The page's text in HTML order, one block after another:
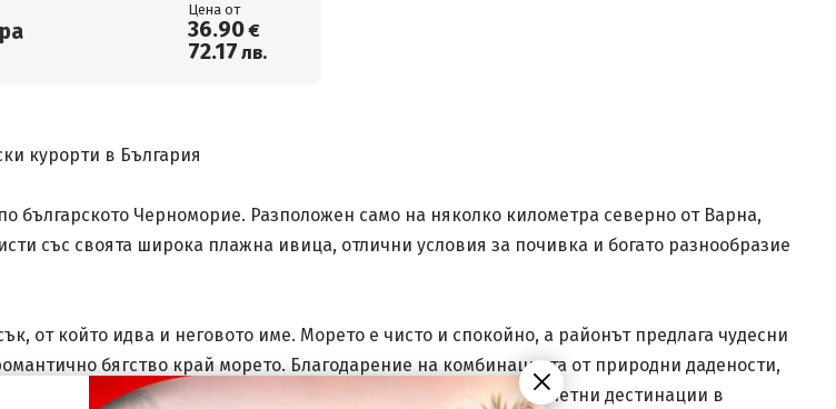
Цена от
36.90€
72.17 лв.
курорти в България
българското Черноморие. Разположен само на няколко километра северно от Варна,
със своята широка плажна ивица, отлични условия за почивка и богато разнообразие
от който идва и неговото име. Морето е чисто и спокойно, а районът предлага чудесни
бягство край морето. Благодарение на комбинацията от природни дадености,
Златни пясъци остава сред най-предпочитаните летни дестинации в